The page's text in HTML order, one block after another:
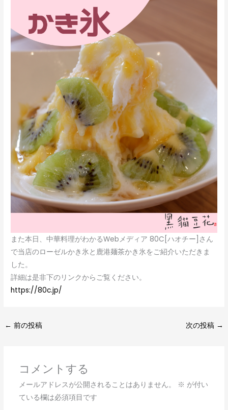
また本日、中華料理がわかるWebメディア 80C[ハオチー]さん
で当店のローゼルかき氷と鹿港麺茶かき氷をご紹介いただきま
した。
詳細は是非下のリンクからご覧ください。
https://80c.jp/
← 前の投稿 次の投稿 →
コメントする
メールアドレスが公開されることはありません。 ※ が付い
ている欄は必須項目です